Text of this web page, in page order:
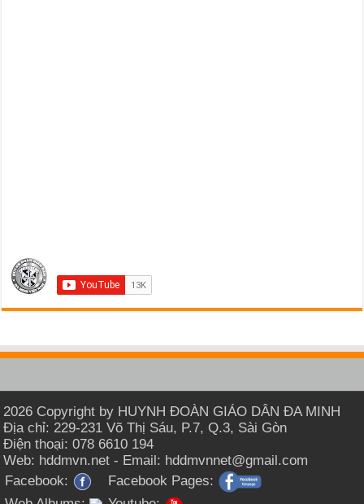
2026 Copyright by HUYNH ĐOÀN GIÁO DÂN ĐA MINH
Địa chỉ: 229-231 Võ Thị Sáu, P.7, Q.3, Sài Gòn
Điện thoại: 078 6610 194
Web: hddmvn.net - Email: hddmvnnet@gmail.com
Facebook:
Facebook Pages: